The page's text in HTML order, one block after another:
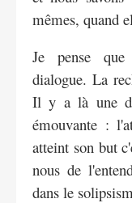
mêmes, quand
Je pense
dialogue. La
Il y a là une
émouvante :
atteint son but
nous de
dans le